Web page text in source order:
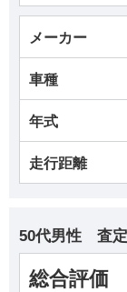
メーカー
車種
年式
走行距離
50代男性 査
総合評価